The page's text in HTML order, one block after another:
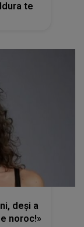
te
deși a
noroc!»